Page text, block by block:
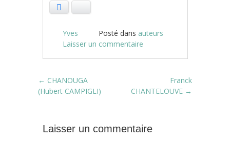
Yves Posté dans auteurs
Laisser un commentaire
Post navigation
← CHANOUGA
(Hubert CAMPIGLI)
Franck
CHANTELOUVE →
Laisser un commentaire